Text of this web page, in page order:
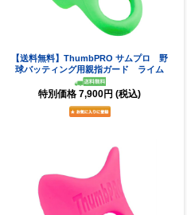
【送料無料】ThumbPRO サムプロ 野
球バッティング用親指ガード ライム
特別価格 7,900円 (税込)